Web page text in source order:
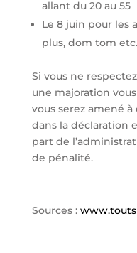
allant du 20 au 55
Le 8 juin pour les
plus, dom tom
Si vous ne
une majoration
vous serez amené
dans la déclaration
part de
de pénalité.
Sources :